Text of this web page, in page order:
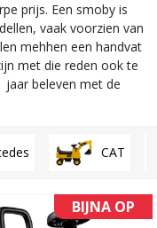
prijs. Een smoby is
vaak voorzien van
mehhen een handvat
met die reden ook te
jaar beleven met de
CAT
BIJNA OP